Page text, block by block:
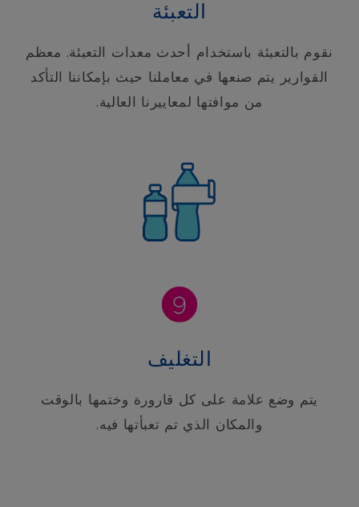
التعبئة
نقوم بالتعبئة باستخدام أحدث معدات التعبئة. معظم
القوارير يتم صنعها في معاملنا حيث بإمكاننا التأكد
من موافتها لمعاييرنا العالية.
التغليف
يتم وضع علامة على كل قارورة وختمها بالوقت
والمكان الذي تم تعبأتها فيه.